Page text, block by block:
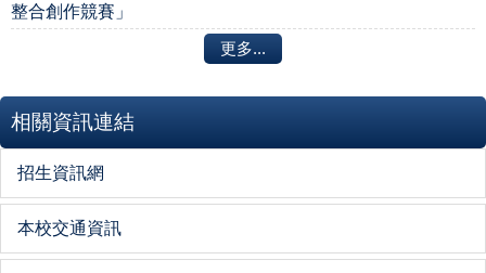
整合創作競賽」
更多...
相關資訊連結
招生資訊網
本校交通資訊